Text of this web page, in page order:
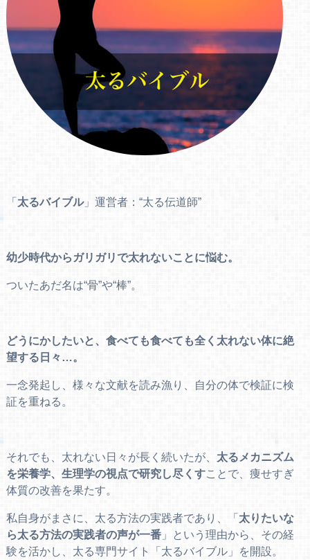
「 太るバイブル」運営者：“太る伝道師”
幼少時代からガリガリで太れないことに悩む。
ついたあだ名は“骨”や“棒”。
どうにかしたいと、食べても食べても全く太れない体に絶
望する日々…。
一念発起し、様々な文献を読み漁り、自分の体で検証に検
証を重ねる。
それでも、太れない日々が長く続いたが、 太るメカニズム
を栄養学、生理学の視点で研究し尽くすことで、痩せすぎ
体質の改善を果たす。
私自身がまさに、太る方法の実践者であり、「 太りたいな
ら太る方法の実践者の声が一番」という理由から、その経
験を活かし、太る専門サイト「太るバイブル」を開設。